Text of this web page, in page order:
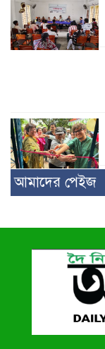
আমাদের পেইজ